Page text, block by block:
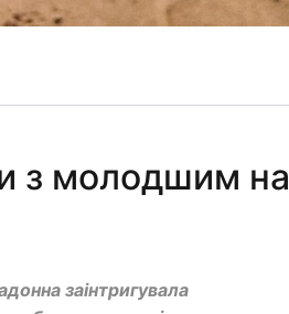
з молодшим на
заінтригувала